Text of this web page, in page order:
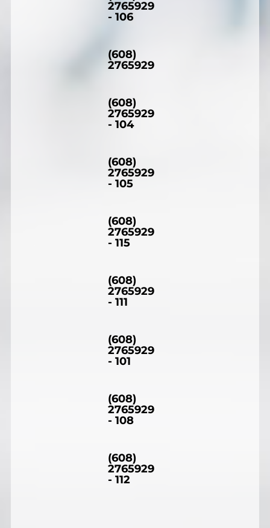
2765929
- 106
(608)
2765929
(608)
2765929
- 104
(608)
2765929
- 105
(608)
2765929
- 115
(608)
2765929
- 111
(608)
2765929
- 101
(608)
2765929
- 108
(608)
2765929
- 112